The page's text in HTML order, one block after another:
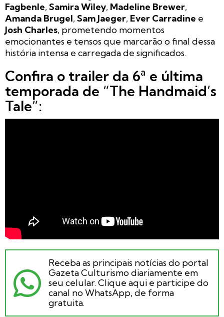
Fagbenle, Samira Wiley, Madeline Brewer,
Amanda Brugel, Sam Jaeger, Ever Carradine e
Josh Charles, prometendo momentos
emocionantes e tensos que marcarão o final dessa
história intensa e carregada de significados.
Confira o trailer da 6ª e última
temporada de “The Handmaid’s
Tale”:
Receba as principais notícias do portal
Gazeta Culturismo diariamente em
seu celular. Clique aqui e participe do
canal no WhatsApp, de forma
gratuita.